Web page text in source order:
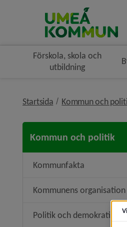
Förskola, skola och
utbildning
Startsida Kommun och
Kommun och politik
Kommunfakta
Kommunens organisation
Politik och demokrati